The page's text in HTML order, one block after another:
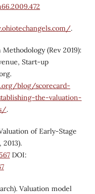
.
Methodology (Rev 2019):
Start-up
blog/scorecard-
the-valuation-
.
of Early-Stage
DOI:
Valuation model